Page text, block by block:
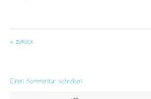
ZURÜCK
Einen Kommentar schreiben